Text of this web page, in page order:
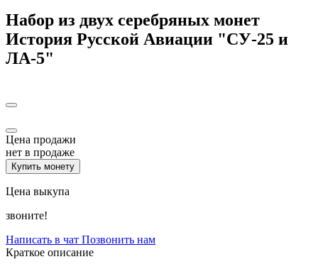
Набор из двух серебряных монет
История Русской Авиации "СУ-25 и
ЛА-5"
Цена продажи
нет в продаже
Купить монету
Цена выкупа
звоните!
Написать в чат Позвонить нам
Краткое описание